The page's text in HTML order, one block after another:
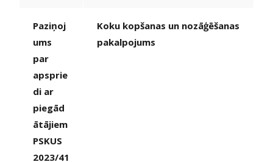
Paziņoj
ums
par
apsprie
di ar
piegād
ātājiem
PSKUS
2023/41
Koku kopšanas un nozāģēšanas
pakalpojums